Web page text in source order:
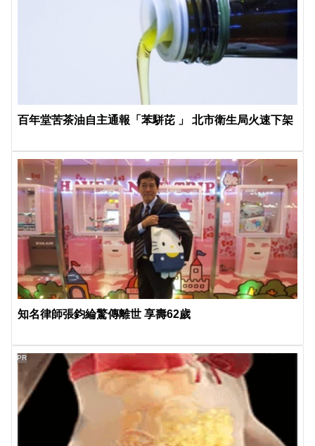
百年堂苦茶油自主通報「苯駢芘 」 北市衛生局火速下架
知名律師張鈞綸驚傳離世 享壽62歲
PR